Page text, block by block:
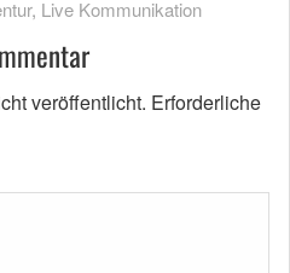
, Live Kommunikation
veröffentlicht. Erforderliche